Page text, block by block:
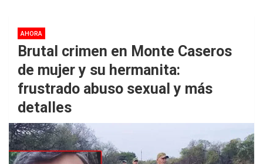
AHORA
Brutal crimen en Monte Caseros
de mujer y su hermanita:
frustrado abuso sexual y más
detalles